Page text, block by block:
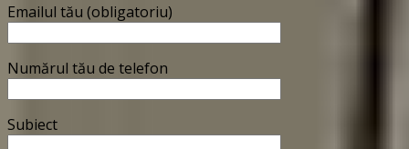
Emailul tău (obligatoriu)
Numărul tău de telefon
Subiect